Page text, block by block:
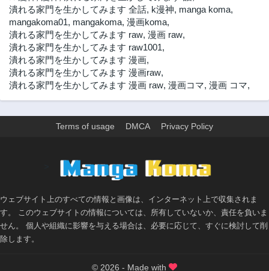
3年前 3年前
79話
3年前
78話
3年前
77話
3年前
76話
3年前
75話
3年前
74話
3年前
73話 72話
3年前
3年前
67話
3年前
66話
3年前
65話
潰れる家門を生かしてみます 全話, k漫神, manga koma,
mangakoma01, mangakoma, 漫画koma,
潰れる家門を生かしてみます raw, 漫画 raw,
潰れる家門を生かしてみます raw1001,
潰れる家門を生かしてみます 漫画,
潰れる家門を生かしてみます 漫画raw,
潰れる家門を生かしてみます 漫画 raw, 漫画コマ, 漫画 コマ,
Terms of usage DMCA Privacy Policy
ウェブサイト上のすべての情報と画像は、インターネット上で収集されま
す。 このウェブサイトの情報については、所有していないか、責任を負いま
せん。 個人や組織に影響を与える場合は、必要に応じて、すぐに検討して削
除します。
© 2026 - Made with